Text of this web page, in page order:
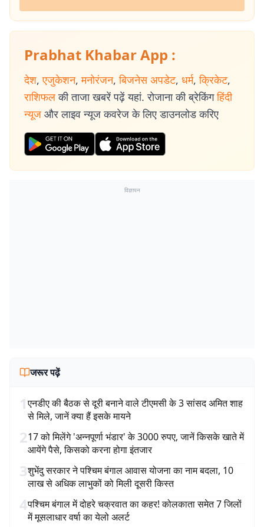
Prabhat Khabar App :
देश, एजुकेशन, मनोरंजन, बिजनेस अपडेट, धर्म, क्रिकेट,
राशिफल की ताजा खबरें पढ़ें यहां. रोजाना की ब्रेकिंग हिंदी
न्यूज और लाइव न्यूज कवरेज के लिए डाउनलोड करिए
विज्ञापन
जरूर पढ़ें
1एनडीए की बैठक से दूरी बनाने वाले टीएमसी के 3 सांसद अमित शाह
से मिले, जानें क्या हैं इसके मायने
217 को मिलेंगे 'अन्नपूर्णा भंडार' के 3000 रुपए, जानें किसके खाते में
आयेंगे पैसे, किसको करना होगा इंतजार
3शुभेंदु सरकार ने पश्चिम बंगाल आवास योजना का नाम बदला, 10
लाख से अधिक लाभुकों को मिली दूसरी किस्त
4पश्चिम बंगाल में दोहरे चक्रवात का कहर! कोलकाता समेत 7 जिलों
में मूसलाधार वर्षा का येलो अलर्ट